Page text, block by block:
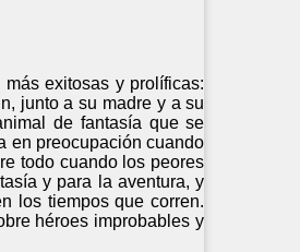
exitosas y prolíficas:
junto a su madre y a su
de fantasía que se
en preocupación cuando
todo cuando los peores
y para la aventura, y
los tiempos que corren.
héroes improbables y